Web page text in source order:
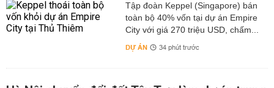
Tập đoàn Keppel (Singapore) bán
toàn bộ 40% vốn tại dự án Empire
City với giá 270 triệu USD, chấm...
DỰ ÁN 34 phút trước